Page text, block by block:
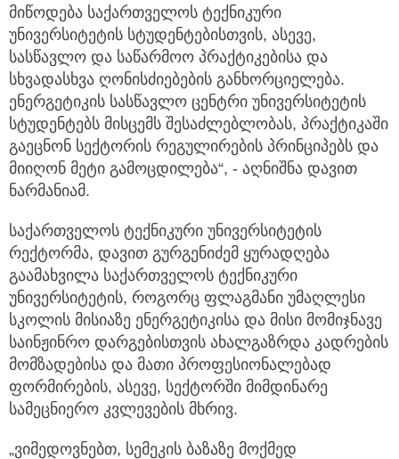
მიწოდება საქართველოს ტექნიკური
უნივერსიტეტის სტუდენტებისთვის, ასევე,
სასწავლო და საწარმოო პრაქტიკებისა და
სხვადასხვა ღონისძიებების განხორციელება.
ენერგეტიკის სასწავლო ცენტრი უნივერსიტეტის
სტუდენტებს მისცემს შესაძლებლობას, პრაქტიკაში
გაეცნონ სექტორის რეგულირების პრინციპებს და
მიიღონ მეტი გამოცდილება“, - აღნიშნა დავით
ნარმანიამ.
საქართველოს ტექნიკური უნივერსიტეტის
რექტორმა, დავით გურგენიძემ ყურადღება
გაამახვილა საქართველოს ტექნიკური
უნივერსიტეტის, როგორც ფლაგმანი უმაღლესი
სკოლის მისიაზე ენერგეტიკისა და მისი მომიჯნავე
საინჟინრო დარგებისთვის ახალგაზრდა კადრების
მომზადებისა და მათი პროფესიონალებად
ფორმირების, ასევე, სექტორში მიმდინარე
სამეცნიერო კვლევების მხრივ.
„ვიმედოვნებთ, სემეკის ბაზაზე მოქმედ